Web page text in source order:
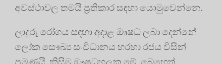
අවස්ථාවල තමයි ප්‍රතිකාර සඳහා යොමුවෙන්නෙ.
ලාදුරු රෝගය සඳහා අදාළ ⁣ඖෂධ ලබා දෙන්නේ
ලෝක සෞඛ්‍ය සංවිධානය හරහා රජය විසින්
පමණයි. කිසිම ඖෂධහලක මේ ⁣ බෙහෙත්